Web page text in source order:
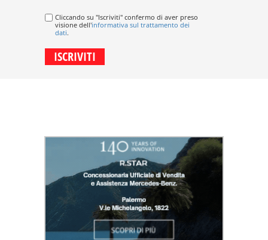
Cliccando su "Iscriviti" confermo di aver preso
visione dell'informativa sul trattamento dei
dati.